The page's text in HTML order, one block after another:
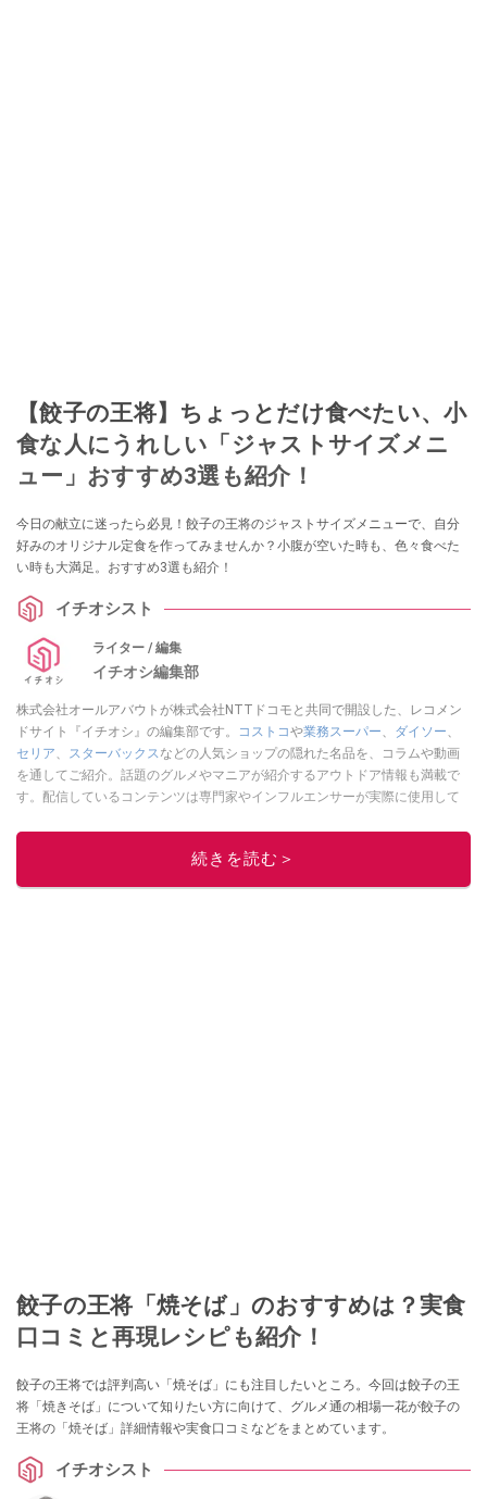
【餃子の王将】ちょっとだけ食べたい、小
食な人にうれしい「ジャストサイズメニ
ュー」おすすめ3選も紹介！
今日の献立に迷ったら必見！餃子の王将のジャストサイズメニューで、自分
好みのオリジナル定食を作ってみませんか？小腹が空いた時も、色々食べた
い時も大満足。おすすめ3選も紹介！
イチオシスト
ライター / 編集
イチオシ編集部
株式会社オールアバウトが株式会社NTTドコモと共同で開設した、レコメン
ドサイト『イチオシ』の編集部です。
コストコや業務スーパー、 ダイソー、
セリア、 スターバックスなどの人気ショップの隠れた名品を、コラムや動画
を通してご紹介。話題のグルメやマニアが紹介するアウトドア情報も満載で
す。配信しているコンテンツは専門家やインフルエンサーが実際に使用して
ニュースでフォロー
続きを読む＞
餃子の王将「焼そば」のおすすめは？実食
口コミと再現レシピも紹介！
餃子の王将では評判高い「焼そば」にも注目したいところ。今回は餃子の王
将「焼きそば」について知りたい方に向けて、グルメ通の相場一花が餃子の
王将の「焼そば」詳細情報や実食口コミなどをまとめています。
イチオシスト